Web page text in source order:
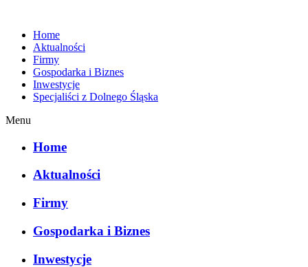
Home
Aktualności
Firmy
Gospodarka i Biznes
Inwestycje
Specjaliści z Dolnego Śląska
Menu
Home
Aktualności
Firmy
Gospodarka i Biznes
Inwestycje